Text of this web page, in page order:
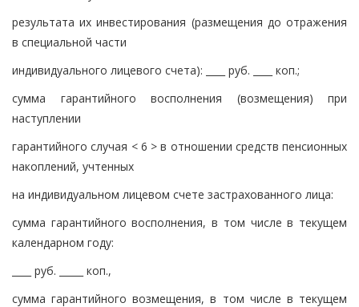
результата их инвестирования (размещения до отражения
в специальной части
индивидуального лицевого счета): ____ руб. ____ коп.;
сумма гарантийного восполнения (возмещения) при
наступлении
гарантийного случая < 6 > в отношении средств пенсионных
накоплений, учтенных
на индивидуальном лицевом счете застрахованного лица:
сумма гарантийного восполнения, в том числе в текущем
календарном году:
____ руб. _____ коп.,
сумма гарантийного возмещения, в том числе в текущем